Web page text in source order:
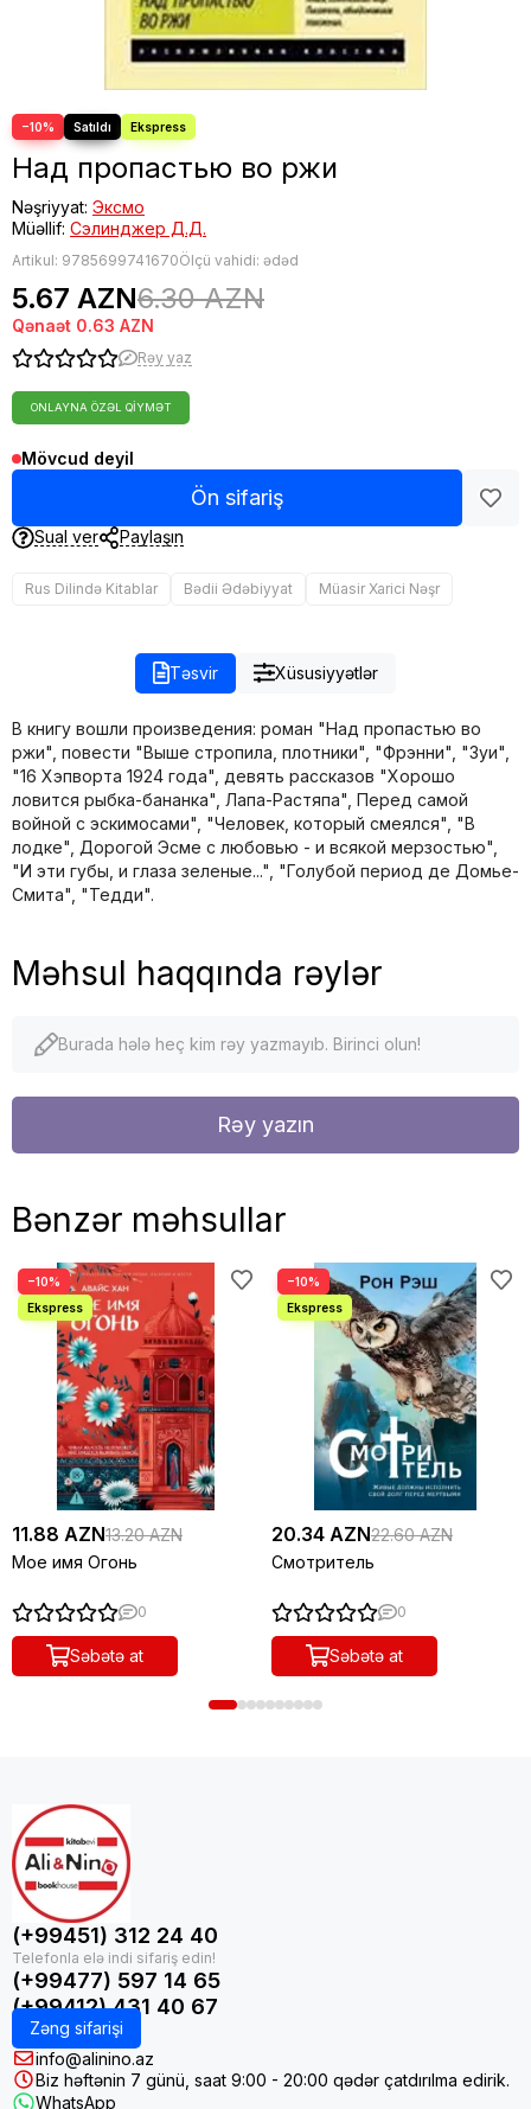
−10%
Над пропастью во ржи
Nəşriyyat: Эксмо
Müəllif: Сэлинджер Д.Д.
Artikul: 9785699741670Ölçü vahidi: ədəd
5.67 AZN6.30 AZN
Qənaət 0.63 AZN
Rəy yaz
ONLAYNA ÖZƏL QIYMƏT
Mövcud deyil
Ön sifariş
Sual ver Paylaşın
Rus Dilində Kitablar Bədii Ədəbiyyat Müasir Xarici Nəşr
Təsvir Xüsusiyyətlər
В книгу вошли произведения: роман "Над пропастью во
ржи", повести "Выше стропила, плотники", "Фрэнни", "Зуи",
"16 Хэпворта 1924 года", девять рассказов "Хорошо
ловится рыбка-бананка", Лапа-Растяпа", Перед самой
войной с эскимосами", "Человек, который смеялся", "В
лодке", Дорогой Эсме с любовью - и всякой мерзостью",
"И эти губы, и глаза зеленые...", "Голубой период де Домье-
Смита", "Тедди".
Məhsul haqqında rəylər
Burada hələ heç kim rəy yazmayıb. Birinci olun!
Rəy yazın
Bənzər məhsullar
−10%
11.88 AZN13.20 AZN
Мое имя Огонь
0
Səbətə at
−10%
20.34 AZN22.60 AZN
Смотритель
0
Səbətə at
(+99451) 312 24 40
(+99477) 597 14 65
(+99412) 431 40 67
Zəng sifarişi
info@alinino.az
Biz həftənin 7 günü, saat 9:00 - 20:00 qədər çatdırılma edirik.
WhatsApp